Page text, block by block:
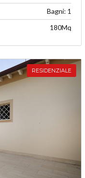
Bagni: 1
180Mq
RESIDENZIALE